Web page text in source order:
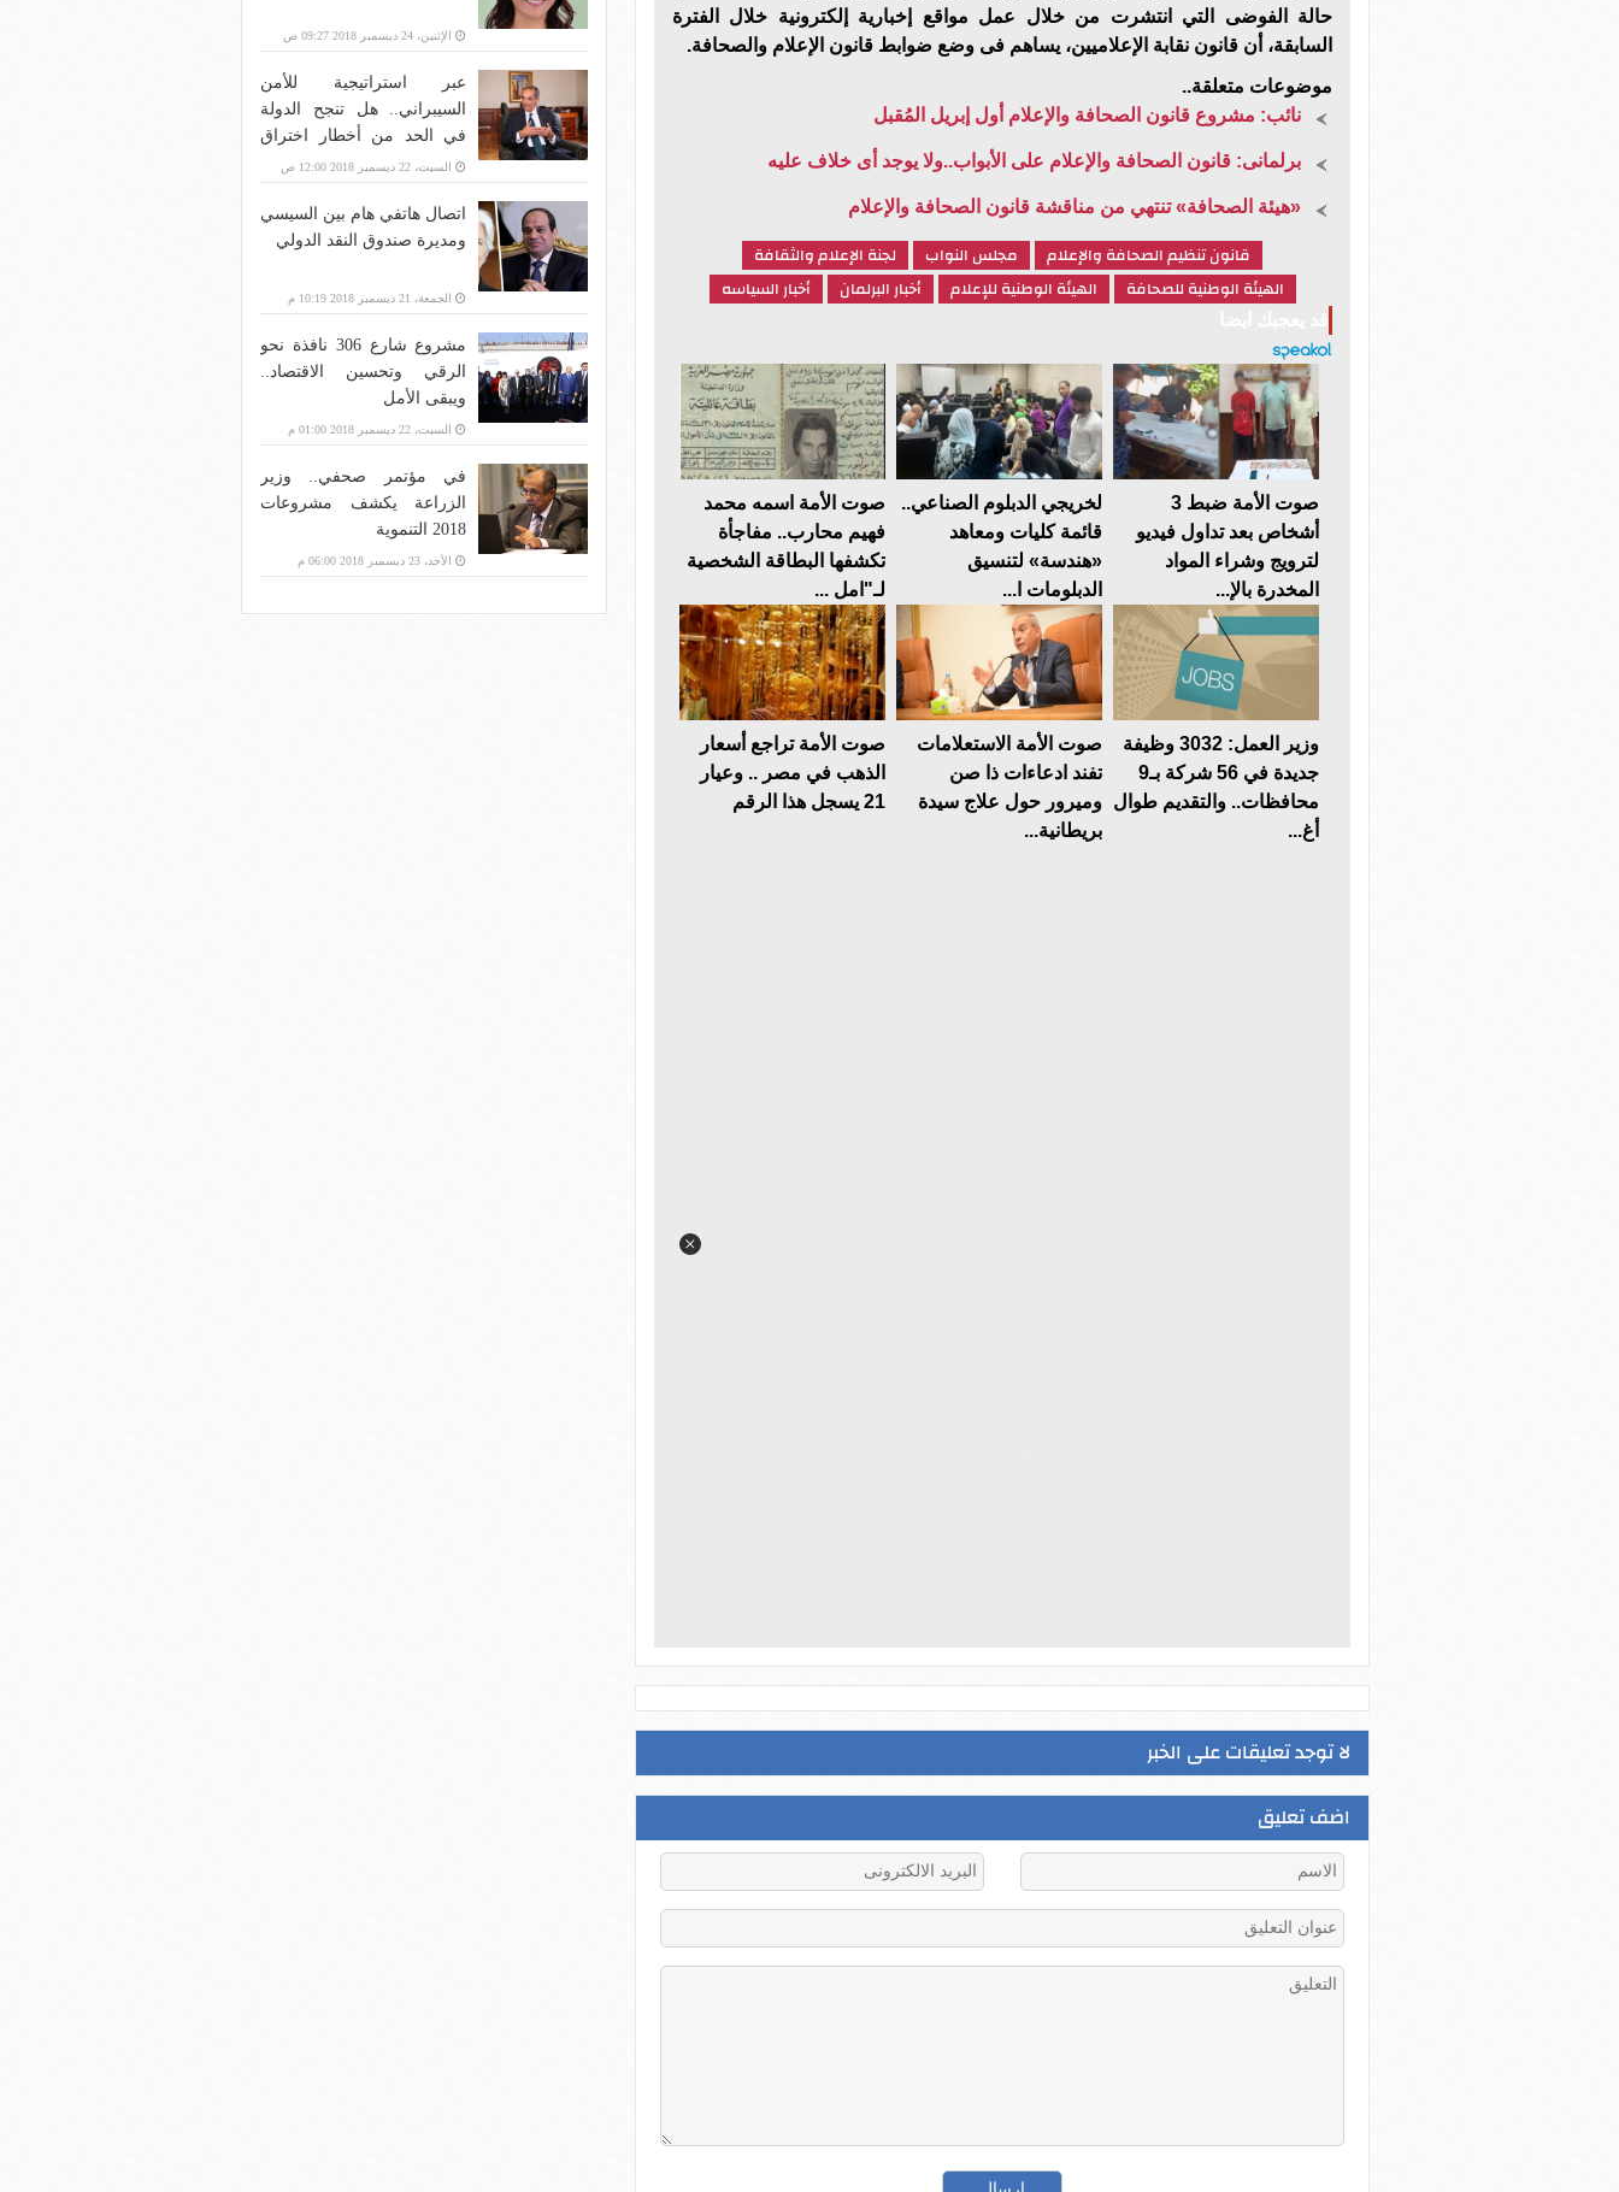
حالة الفوضى التي انتشرت من خلال عمل مواقع إخبارية إلكترونية خلال الفترة
السابقة، أن قانون نقابة الإعلاميين، يساهم فى وضع ضوابط قانون الإعلام والصحافة.
موضوعات متعلقة..
نائب: مشروع قانون الصحافة والإعلام أول إبريل المُقبل
برلمانى: قانون الصحافة والإعلام على الأبواب..ولا يوجد أى خلاف عليه
«هيئة الصحافة» تنتهي من مناقشة قانون الصحافة والإعلام
قانون تنظيم الصحافة والإعلام مجلس النواب
لجنة الإعلام والثقافة
الهيئة الوطنية للصحافة
الهيئة الوطنية للإعلام أخبار البرلمان أخبار السياسه
صوت الأمة ضبط 3
أشخاص بعد تداول فيديو
لترويج وشراء المواد
المخدرة بالإ...
لخريجي الدبلوم الصناعي..
قائمة كليات ومعاهد
«هندسة» لتنسيق
الدبلومات ا...
صوت الأمة اسمه محمد
فهيم محارب.. مفاجأة
تكشفها البطاقة الشخصية
لـ"امل ...
وزير العمل: 3032 وظيفة
جديدة في 56 شركة بـ9
محافظات.. والتقديم طوال
أغ...
صوت الأمة الاستعلامات
تفند ادعاءات ذا صن
وميرور حول علاج سيدة
بريطانية...
صوت الأمة تراجع أسعار
الذهب في مصر .. وعيار
21 يسجل هذا الرقم
لا توجد تعليقات على الخبر
اضف تعليق
الإثنين، 24 ديسمبر 2018 09:27 ص
عبر استراتيجية للأمن
السيبراني.. هل تنجح الدولة
في الحد من أخطار اختراق
بنية الاتصالات؟
السبت، 22 ديسمبر 2018 12:00 ص
اتصال هاتفي هام بين السيسي
ومديرة صندوق النقد الدولي
الجمعة، 21 ديسمبر 2018 10:19 م
مشروع شارع 306 نافذة نحو
الرقي وتحسين الاقتصاد..
ويبقى الأمل
السبت، 22 ديسمبر 2018 01:00 م
في مؤتمر صحفي.. وزير
الزراعة يكشف مشروعات
2018 التنموية
الأحد، 23 ديسمبر 2018 06:00 م